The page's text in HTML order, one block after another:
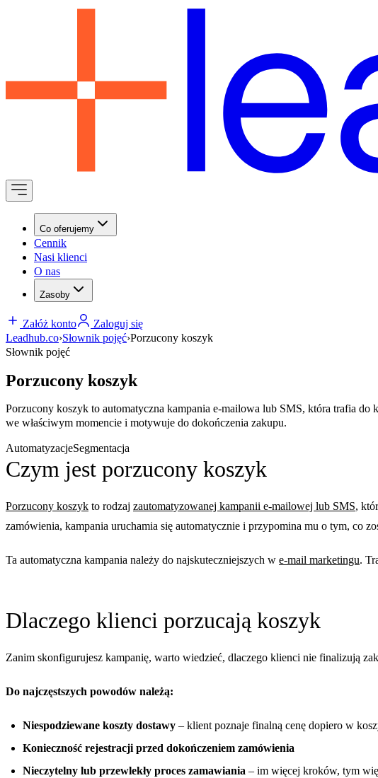
Co oferujemy
Cennik
Nasi klienci
O nas
Zasoby
Załóż konto
Zaloguj się
Leadhub.co›Słownik pojęć›Porzucony koszyk
Słownik pojęć
Porzucony koszyk
Porzucony koszyk to automatyczna kampania e-mailowa lub SMS, która trafia
we właściwym momencie i motywuje do dokończenia zakupu.
AutomatyzacjeSegmentacja
Czym jest porzucony koszyk
Porzucony koszyk to rodzaj zautomatyzowanej kampanii e-mailowej lub SMS,
zamówienia, kampania uruchamia się automatycznie i przypomina mu o tym, co
Ta automatyczna kampania należy do najskuteczniejszych w e-mail marketingu.
Dlaczego klienci porzucają koszyk
Zanim skonfigurujesz kampanię, warto wiedzieć, dlaczego klienci nie finalizują
Do najczęstszych powodów należą:
Niespodziewane koszty dostawy – klient poznaje finalną cenę dopiero w
Konieczność rejestracji przed dokończeniem zamówienia
Nieczytelny lub przewlekły proces zamawiania – im więcej kroków, tym